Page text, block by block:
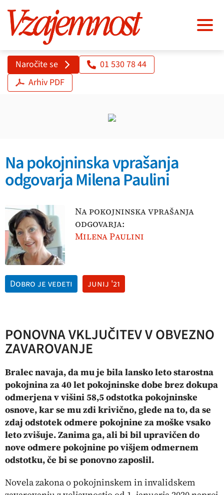
Naročite se
01 530 78 44
Arhiv PDF
Na pokojninska vprašanja
odgovarja Milena Paulini
Na pokojninska vprašanja
odgovarja:
Milena Paulini
Dobro je vedeti junij '21
PONOVNA VKLJUČITEV V OBVEZNO
ZAVAROVANJE
Bralec navaja, da mu je bila lansko leto starostna
pokojnina za 40 let pokojninske dobe brez dokupa
odmerjena v višini 58,5 odstotka pokojninske
osnove, kar se mu zdi krivično, glede na to, da se
zdaj odstotek odmere pokojnine za moške vsako
leto zvišuje. Zanima ga, ali bi bil upravičen do
nove odmere pokojnine po višjem odmernem
odstotku, če bi se ponovno zaposlil.
Novela zakona o pokojninskem in invalidskem